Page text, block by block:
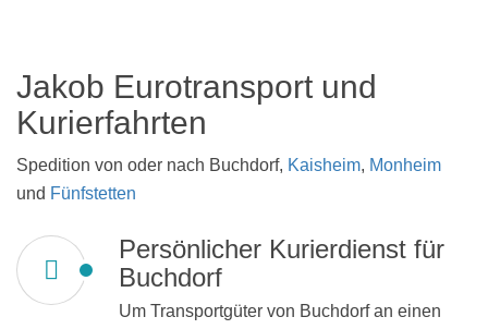
Jakob Eurotransport und
Kurierfahrten
Spedition von oder nach Buchdorf, Kaisheim, Monheim
und Fünfstetten
Persönlicher Kurierdienst für
Buchdorf
Um Transportgüter von Buchdorf an einen